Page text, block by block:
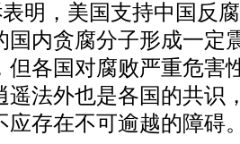
表明，美国支持中国反
国内贪腐分子形成一定
但各国对腐败严重危害
遥法外也是各国的共识
应存在不可逾越的障碍
人啊 | 钟欣潼体验爱情哲学 南